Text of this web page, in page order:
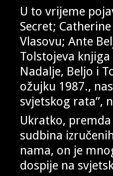
U to vrijeme
Secret;
Vlasovu; Ante
Tolstojeva
Nadalje, Beljo i
ožujku 1987.,
svjetskog rata”,
Ukratko,
sudbina
nama, on je
dospije na